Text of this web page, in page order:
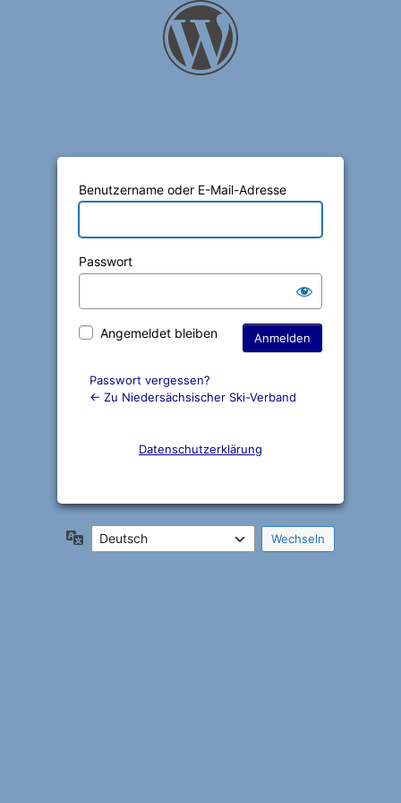
Benutzername oder E-Mail-Adresse
Passwort
Angemeldet bleiben
Passwort vergessen?
← Zu Niedersächsischer Ski-Verband
Datenschutzerklärung
Sprache